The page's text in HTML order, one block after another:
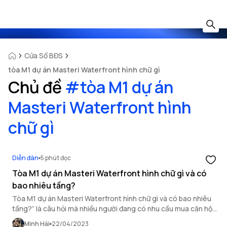
Cửa Sổ BĐS
tòa M1 dự án Masteri Waterfront hình chữ gì
Chủ đề #tòa M1 dự án
Masteri Waterfront hình
chữ gì
Diễn đàn 5 phút đọc
Tòa M1 dự án Masteri Waterfront hình chữ gì và có
bao nhiêu tầng?
Tòa M1 dự án Masteri Waterfront hình chữ gì và có bao nhiêu
tầng?” là câu hỏi mà nhiều người đang có nhu cầu mua căn hộ
tại tòa M1 dự án Masteri Waterfront quan tâm. Trong bài viết
Minh Hải 22/04/2023